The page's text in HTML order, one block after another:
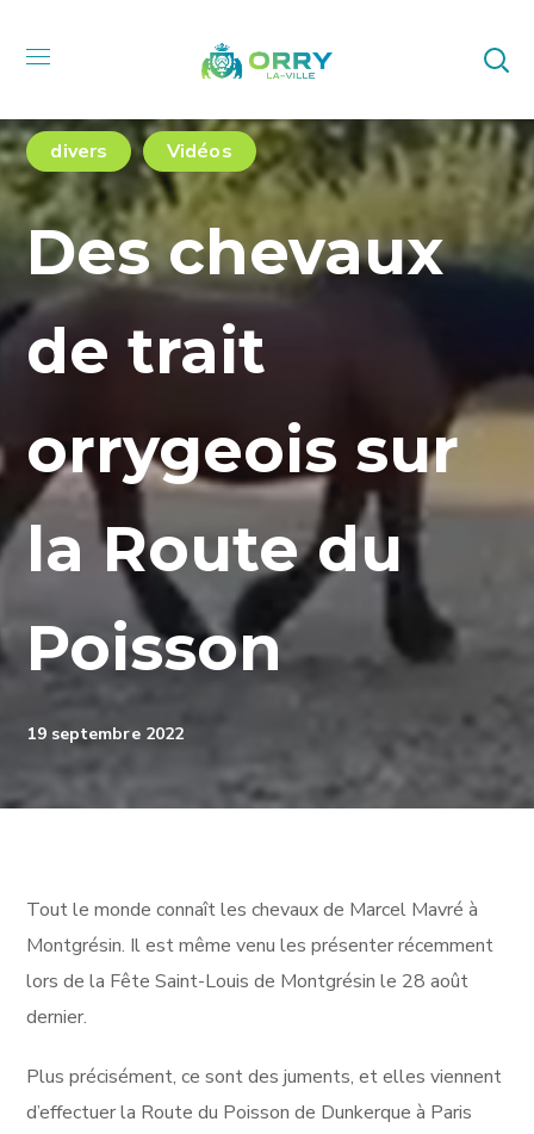
divers Vidéos
Des chevaux
de trait
orrygeois sur
la Route du
Poisson
19 septembre 2022
Tout le monde connaît les chevaux de Marcel Mavré à
Montgrésin. Il est même venu les présenter récemment
lors de la Fête Saint-Louis de Montgrésin le 28 août
dernier.
Plus précisément, ce sont des juments, et elles viennent
d’effectuer la Route du Poisson de Dunkerque à Paris